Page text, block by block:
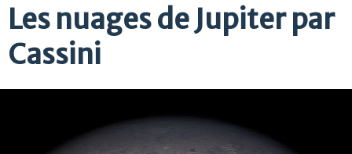
Les nuages de Jupiter par
Cassini